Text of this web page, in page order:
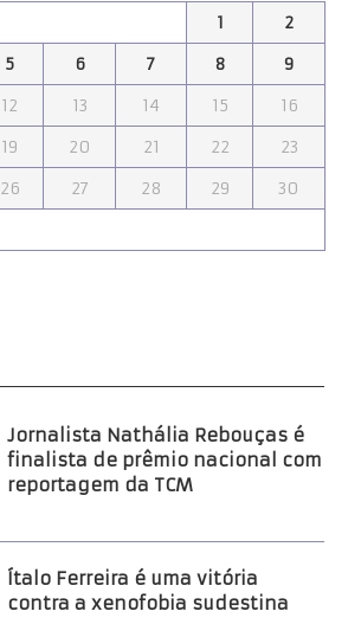
1
2
5 6 7 8
9
12 13 14 15
16
19 20 21 22
23
26 27 28 29
30
Jornalista Nathália Rebouças é
finalista de prêmio nacional com
reportagem da TCM
Ítalo Ferreira é uma vitória
contra a xenofobia sudestina